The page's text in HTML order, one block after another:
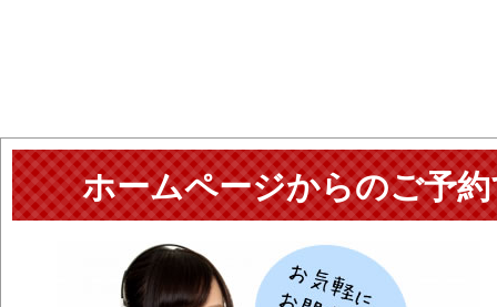
ホームページからのご予